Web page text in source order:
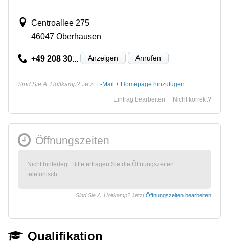
Centroallee 275
46047 Oberhausen
+49 208 30... Anzeigen Anrufen
Sind Sie A. Holtkamp? Jetzt E-Mail + Homepage hinzufügen
Nicht korrekt?
Eintrag bearbeiten
Öffnungszeiten
Nicht hinterlegt. Bitte erfragen Sie die Öffnungszeiten
telefonisch.
Sind Sie A. Holtkamp? Jetzt Öffnungszeiten bearbeiten
Qualifikation